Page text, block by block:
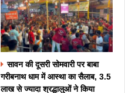
सावन की दूसरी सोमवारी पर बाबा
गरीबनाथ धाम में आस्था का सैलाब, 3.5
लाख से ज्यादा श्रद्धालुओं ने किया